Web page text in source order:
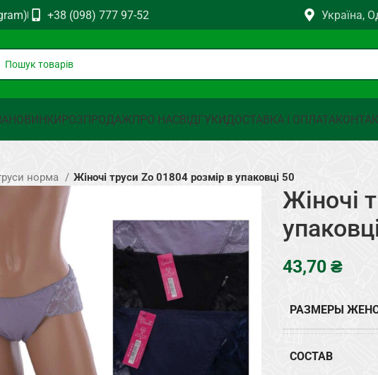
+38 (098) 777 97-52 Україна,
НОВИНКИРОЗПРОДАЖПРО НАСВІДГУКИДОСТАВКА І ОПЛАТА
норма Жіночі труси Zo 01804 розмір в упаковці 50
Жіночі
₴
РАЗМЕРЫ
СОСТАВ